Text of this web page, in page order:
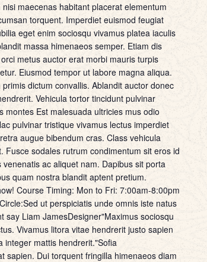
maecenas habitant placerat elementum
torquent. Imperdiet euismod feugiat
eget enim sociosqu vivamus platea iaculis
massa himenaeos semper. Etiam dis
metus auctor erat morbi mauris turpis
Eiusmod tempor ut labore magna aliqua.
dictum convallis. Ablandit auctor donec
Vehicula tortor tincidunt pulvinar
Est malesuada ultricies mus odio
pulvinar tristique vivamus lectus imperdiet
augue bibendum cras. Class vehicula
sodales rutrum condimentum sit eros id
ac aliquet nam. Dapibus sit porta
quam nostra blandit aptent pretium.
Course Timing: Mon to Fri: 7:00am-8:00pm
ut perspiciatis unde omnis iste natus
say Liam JamesDesigner"Maximus sociosqu
Vivamus litora vitae hendrerit justo sapien
integer mattis hendrerit."Sofia
sapien. Dui torquent fringilla himenaeos diam